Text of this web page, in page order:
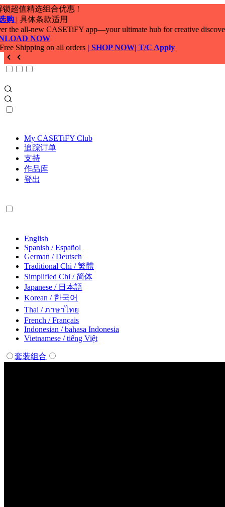
My CASETiFY Club
追踪订单
支持
作品库
登出
English
Spanish / Español
German / Deutsch
Traditional Chi / 繁體
Simplified Chi / 简体
Japanese / 日本語
Korean / 한국어
Thai / ภาษาไทย
French / Français
Indonesian / bahasa Indonesia
Vietnamese / tiếng Việt
套装组合